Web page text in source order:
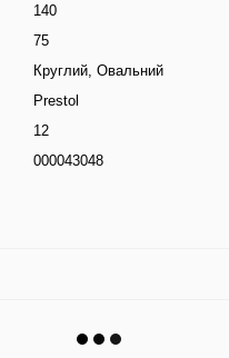
140
75
Круглий, Овальний
Prestol
12
000043048